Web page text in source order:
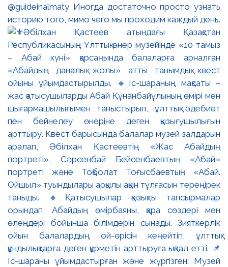
@guideinalmaty Иногда достаточно просто узнать
историю того, мимо чего мы проходим каждый день.